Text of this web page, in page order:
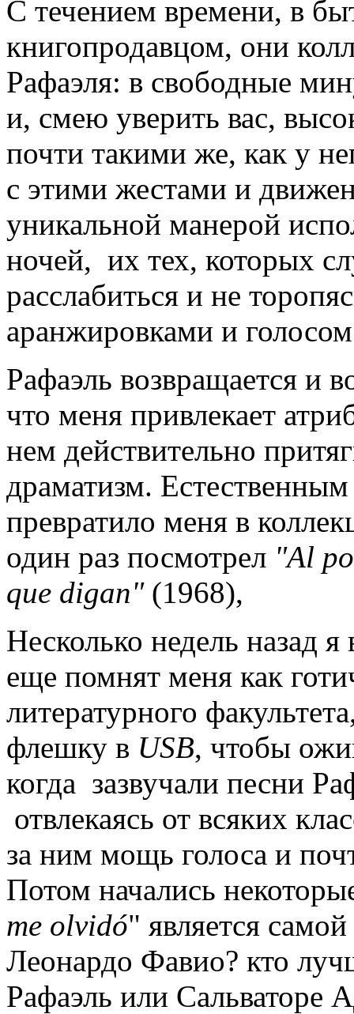
С течением времени, в
книгопродавцом, они
Рафаэля: в свободные
и, смею уверить вас,
почти такими же, как у
с этими жестами и
уникальной манерой
ночей, их тех, которых
расслабиться и не
аранжировками и
Рафаэль возвращается и
что меня привлекает
нем действительно
драматизм.
превратило меня в
один раз посмотрел "Al
que digan"(1968),
Несколько недель назад
еще помнят меня как
литературного
флешку в USB, чтобы
когда зазвучали песни
отвлекаясь от всяких
за ним мощь голоса и
Потом начались
me olvidó" является
Леонардо Фавио? кто
Рафаэль или Сальваторе